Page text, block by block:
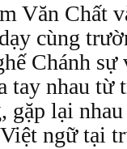
Văn Chất
cùng
Chánh
tay nhau từ
gặp lại
ngữ tại